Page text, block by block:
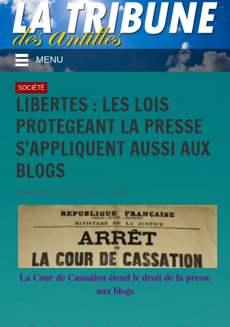
MENU
SOCIÉTÉ
LIBERTES : LES LOIS
PROTEGEANT LA PRESSE
S'APPLIQUENT AUSSI AUX
BLOGS
Dimanche, octobre 9, 2011 - 14:46
La Cour de Cassation étend le droit de la presse
aux blogs